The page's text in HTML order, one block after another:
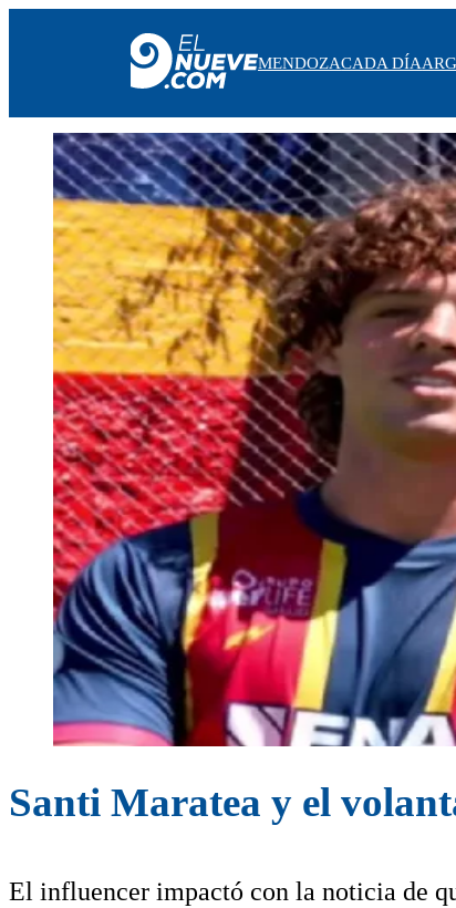
MENDOZA
CADA DÍA
ARGENTINA
NOTICIERO 9
PROTAGONISTAS
EL NUEVE STREAMS
PROGRAMACIÓN
EN VIVO
MENDOZACADA DÍA
Santi Maratea y el
El influencer impactó con la noticia de